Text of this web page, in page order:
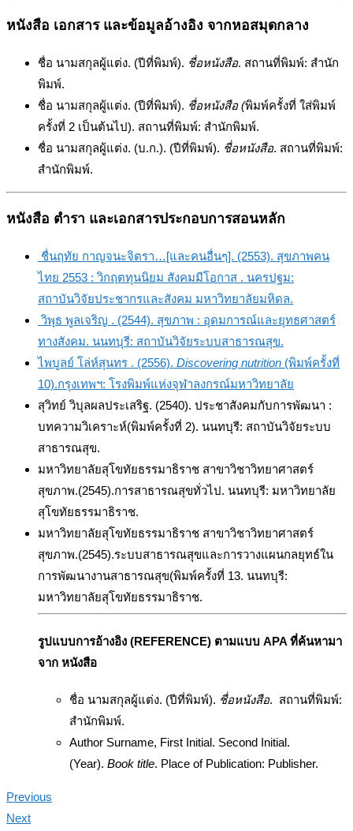
หนังสือ เอกสาร และข้อมูลอ้างอิง จากหอสมุดกลาง
ชื่อ นามสกุลผู้แต่ง. (ปีที่พิมพ์). ชื่อหนังสือ. สถานที่พิมพ์: สำนัก
พิมพ์.
ชื่อ นามสกุลผู้แต่ง. (ปีที่พิมพ์). ชื่อหนังสือ (พิมพ์ครั้งที่ ใส่พิมพ์
ครั้งที่ 2 เป็นต้นไป). สถานที่พิมพ์: สำนักพิมพ์.
ชื่อ นามสกุลผู้แต่ง. (บ.ก.). (ปีที่พิมพ์). ชื่อหนังสือ. สถานที่พิมพ์:
สำนักพิมพ์.
หนังสือ ตำรา และเอกสารประกอบการสอนหลัก
ชื่นฤทัย กาญจนะจิตรา…[และคนอื่นๆ]. (2553). สุขภาพคน
ไทย 2553 : วิกฤตทุนนิยม สังคมมีโอกาส . นครปฐม:
สถาบันวิจัยประชากรและสังคม มหาวิทยาลัยมหิดล.
วิพุธ พูลเจริญ . (2544). สุขภาพ : อุดมการณ์และยุทธศาสตร์
ทางสังคม. นนทบุรี: สถาบันวิจัยระบบสาธารณสุข.
ไพบูลย์ โล่ห์สุนทร . (2556). Discovering nutrition (พิมพ์ครั้งที่
10).กรุงเทพฯ: โรงพิมพ์แห่งจุฬาลงกรณ์มหาวิทยาลัย
สุวิทย์ วิบุลผลประเสริฐ. (2540). ประชาสังคมกับการพัฒนา :
บทความวิเคราะห์(พิมพ์ครั้งที่ 2). นนทบุรี: สถาบันวิจัยระบบ
สาธารณสุข.
มหาวิทยาลัยสุโขทัยธรรมาธิราช สาขาวิชาวิทยาศาสตร์
สุขภาพ.(2545).การสาธารณสุขทั่วไป. นนทบุรี: มหาวิทยาลัย
สุโขทัยธรรมาธิราช.
มหาวิทยาลัยสุโขทัยธรรมาธิราช สาขาวิชาวิทยาศาสตร์
สุขภาพ.(2545).ระบบสาธารณสุขและการวางแผนกลยุทธ์ใน
การพัฒนางานสาธารณสุข(พิมพ์ครั้งที่ 13. นนทบุรี:
มหาวิทยาลัยสุโขทัยธรรมาธิราช.
รูปแบบการอ้างอิง (REFERENCE) ตามแบบ APA ที่ค้นหามา
จาก หนังสือ
ชื่อ นามสกุลผู้แต่ง. (ปีที่พิมพ์). ชื่อหนังสือ. สถานที่พิมพ์:
สำนักพิมพ์.
Author Surname, First Initial. Second Initial.
(Year). Book title. Place of Publication: Publisher.
Previous
Next